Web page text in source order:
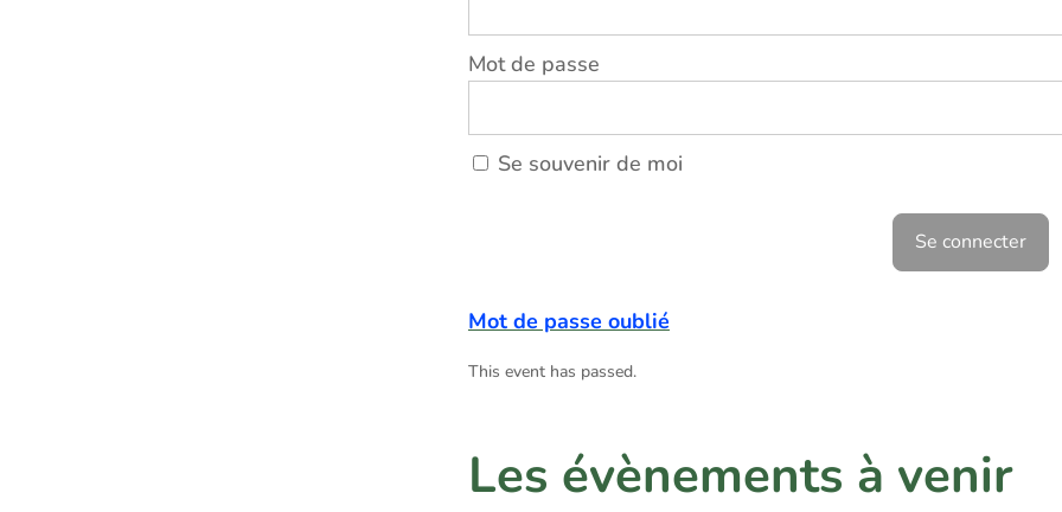
Mot de passe
Se souvenir de moi
Mot de passe oublié
This event has passed.
Les évènements à venir